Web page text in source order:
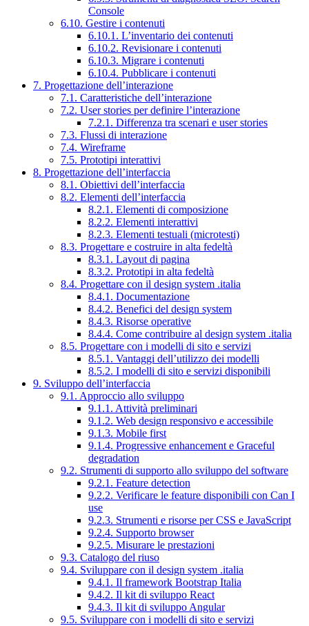
Console
6.10. Gestire i contenuti
6.10.1. L’inventario dei contenuti
6.10.2. Revisionare i contenuti
6.10.3. Migrare i contenuti
6.10.4. Pubblicare i contenuti
7. Progettazione dell’interazione
7.1. Caratteristiche dell’interazione
7.2. User stories per definire l’interazione
7.2.1. Differenza tra scenari e user stories
7.3. Flussi di interazione
7.4. Wireframe
7.5. Prototipi interattivi
8. Progettazione dell’interfaccia
8.1. Obiettivi dell’interfaccia
8.2. Elementi dell’interfaccia
8.2.1. Elementi di composizione
8.2.2. Elementi interattivi
8.2.3. Elementi testuali (microtesti)
8.3. Progettare e costruire in alta fedeltà
8.3.1. Layout di pagina
8.3.2. Prototipi in alta fedeltà
8.4. Progettare con il design system .italia
8.4.1. Documentazione
8.4.2. Benefici del design system
8.4.3. Risorse operative
8.4.4. Come contribuire al design system .italia
8.5. Progettare con i modelli di sito e servizi
8.5.1. Vantaggi dell’utilizzo dei modelli
8.5.2. I modelli di sito e servizi disponibili
9. Sviluppo dell’interfaccia
9.1. Approccio allo sviluppo
9.1.1. Attività preliminari
9.1.2. Web design responsivo e accessibile
9.1.3. Mobile first
9.1.4. Progressive enhancement e Graceful
degradation
9.2. Strumenti di supporto allo sviluppo del software
9.2.1. Feature detection
9.2.2. Verificare le feature disponibili con Can I
use
9.2.3. Strumenti e risorse per CSS e JavaScript
9.2.4. Supporto browser
9.2.5. Misurare le prestazioni
9.3. Catalogo del riuso
9.4. Sviluppare con il design system .italia
9.4.1. Il framework Bootstrap Italia
9.4.2. Il kit di sviluppo React
9.4.3. Il kit di sviluppo Angular
9.5. Sviluppare con i modelli di sito e servizi